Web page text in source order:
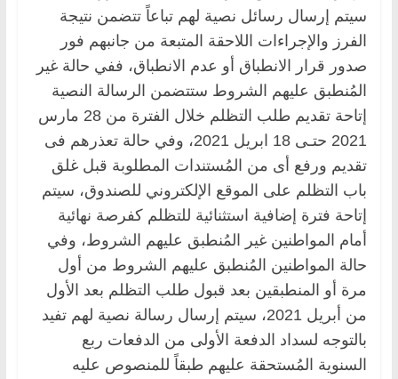
سيتم إرسال رسائل نصية لهم تباعاً تتضمن نتيجة
الفرز والإجراءات اللاحقة المتبعة من جانبهم فور
صدور قرار الانطباق أو عدم الانطباق، ففي حالة غير
المُنطبق عليهم الشروط ستتضمن الرسالة النصية
إتاحة تقديم طلب التظلم خلال الفترة من 28 مارس
2021 حتـى 18 ابريل 2021، وفي حالة تعذرهم فى
تقديم ورفع أى من المُستندات المطلوبة قبل غلق
باب التظلم على الموقع الإلكتروني للصندوق، سيتم
إتاحة فترة إضافية استثنائية للتظلم كفرصة نهائية
أمام المواطنين غير المُنطبق عليهم الشروط، وفي
حالة المواطنين المُنطبق عليهم الشروط من أول
مرة أو المنطبقين بعد قبول طلب التظلم بعد الأول
من أبريل 2021، سيتم إرسال رسالة نصية لهم تفيد
بالتوجه لسداد الدفعة الأولى من الدفعات ربع
السنوية المُستحقة عليهم طبقاً للمنصوص عليه